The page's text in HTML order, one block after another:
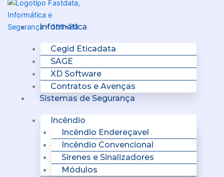
Informática
Cegid Eticadata
SAGE
XD Software
Contratos e Avenças
Sistemas de Segurança
Incêndio
Incêndio Endereçavel
Incêndio Convencional
Sirenes e Sinalizadores
Módulos
Menu